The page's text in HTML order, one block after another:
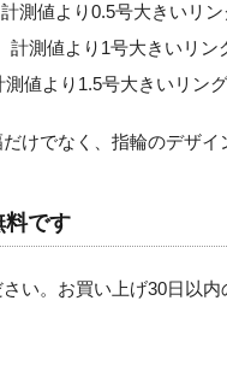
値より0.5号大きいリン
値より1号大きいリン
より1.5号大きいリング
けでなく、指輪のデザ
料です
い。お買い上げ30日以内